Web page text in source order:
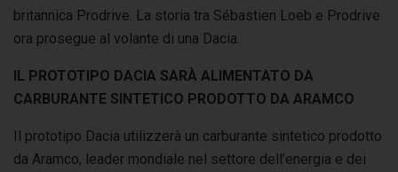
britannica Prodrive. La storia tra Sébastien Loeb e Prodrive
ora prosegue al volante di una Dacia.
IL PROTOTIPO DACIA SARÀ ALIMENTATO DA
CARBURANTE SINTETICO PRODOTTO DA ARAMCO
Il prototipo Dacia utilizzerà un carburante sintetico prodotto
da Aramco, leader mondiale nel settore dell’energia e dei